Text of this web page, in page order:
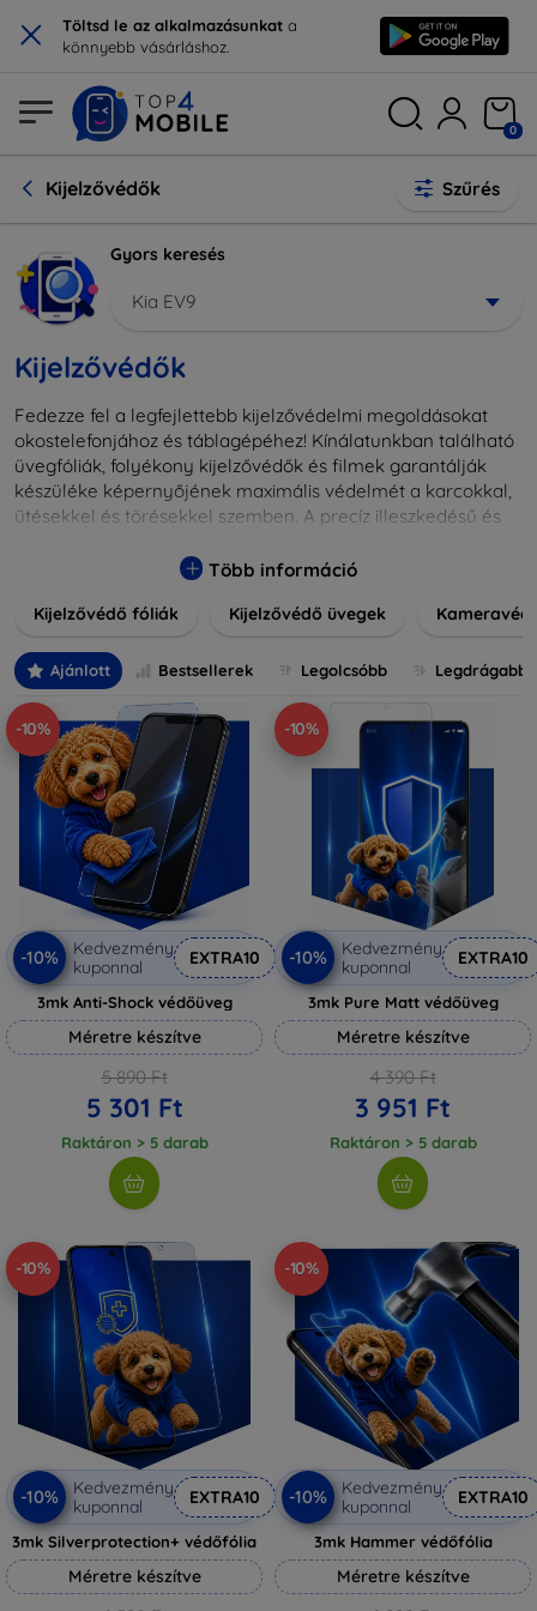
× Töltsd le az alkalmazásunkat a
könnyebb vásárláshoz.
0
Kijelzővédők Szűrés
Gyors keresés
Kia EV9
Kijelzővédők
Fedezze fel a legfejlettebb kijelzővédelmi megoldásokat
okostelefonjához és táblagépéhez! Kínálatunkban található
üvegfóliák, folyékony kijelzővédők és filmek garantálják
készüléke képernyőjének maximális védelmét a karcokkal,
ütésekkel és törésekkel szemben. A precíz illeszkedésű és
hanem kristálytiszta képet is biztosítanak, megőrzi a
és stílusú kijelzővédőink közül, hogy a mindennapok során is
fedésről vagy íves kijelzővédelemről, a minőséget szem
előtt tartva kínálunk megoldásokat minden eszközre.
Több információ
Kijelzővédő fóliák Kijelzővédő üvegek
Ajánlott Bestsellerek Legolcsóbb Legdrágabb
-10%
-10%
Kedvezmény
kuponnal
EXTRA10
3mk Anti-Shock védőüveg
Méretre készítve
5 890 Ft
5 301 Ft
Raktáron > 5 darab
-10%
-10%
Kedvezmény
kuponnal
EXTRA10
3mk Pure Matt védőüveg
Méretre készítve
4 390 Ft
3 951 Ft
Raktáron > 5 darab
-10%
-10%
Kedvezmény
kuponnal
EXTRA10
3mk Silverprotection+ védőfólia
Méretre készítve
-10%
-10%
Kedvezmény
kuponnal
EXTRA10
3mk Hammer védőfólia
Méretre készítve